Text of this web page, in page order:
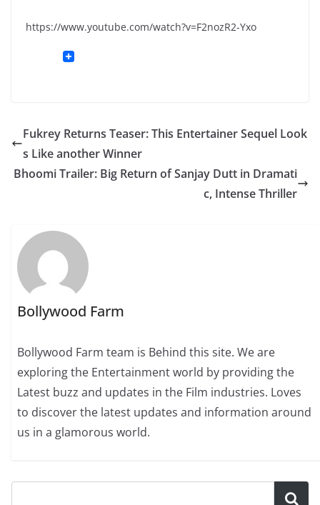
https://www.youtube.com/watch?v=F2nozR2-Yxo
Fukrey Returns Teaser: This Entertainer Sequel Look
s Like another Winner
Bhoomi Trailer: Big Return of Sanjay Dutt in Dramati
c, Intense Thriller
Bollywood Farm
Bollywood Farm team is Behind this site. We are
exploring the Entertainment world by providing the
Latest buzz and updates in the Film industries. Loves
to discover the latest updates and information around
us in a glamorous world.